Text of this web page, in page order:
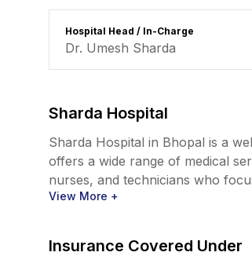
Hospital Head / In-Charge
Dr. Umesh Sharda
Sharda Hospital
Sharda Hospital in Bhopal is a
offers a wide range of medical
nurses, and technicians who
View More +
Insurance Covered Under